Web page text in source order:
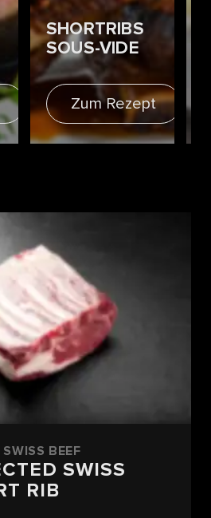
SHORTRIBS
SOUS-VIDE
Zum Rezept
BEEF
SWISS
RIB